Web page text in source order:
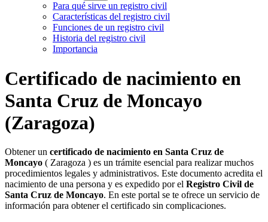
Para qué sirve un registro civil
Características del registro civil
Funciones de un registro civil
Historia del registro civil
Importancia
Certificado de nacimiento en
Santa Cruz de Moncayo
(Zaragoza)
Obtener un certificado de nacimiento en Santa Cruz de
Moncayo ( Zaragoza ) es un trámite esencial para realizar muchos
procedimientos legales y administrativos. Este documento acredita el
nacimiento de una persona y es expedido por el Registro Civil de
Santa Cruz de Moncayo. En este portal se te ofrece un servicio de
información para obtener el certificado sin complicaciones.